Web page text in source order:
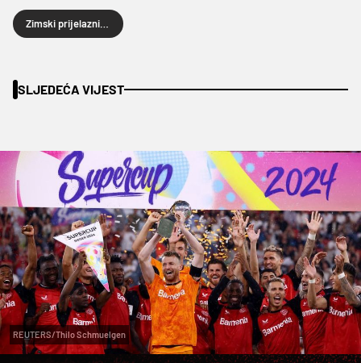
SLJEDEĆA VIJEST
REUTERS/Thilo Schmuelgen